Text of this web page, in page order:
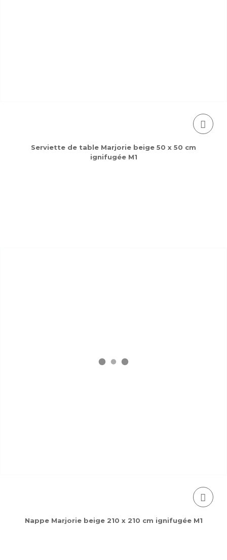
Serviette de table Marjorie beige 50 x 50 cm
ignifugée M1
Nappe Marjorie beige 210 x 210 cm ignifugée M1